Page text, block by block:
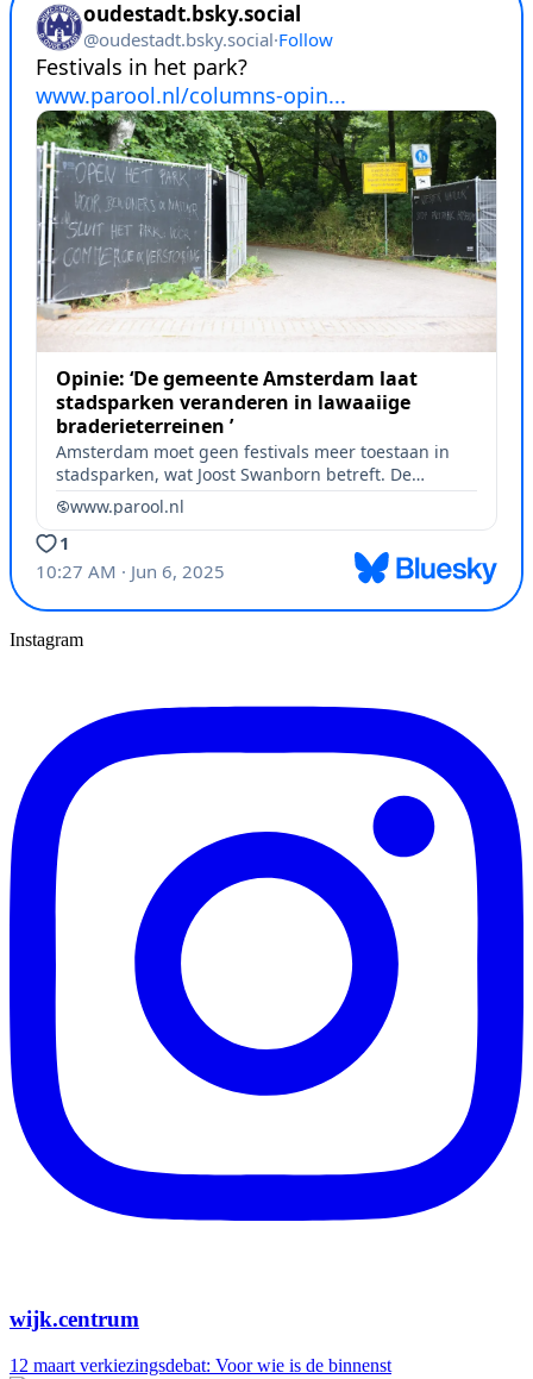
Instagram
wijk.centrum
12 maart verkiezingsdebat: Voor wie is de binnenst